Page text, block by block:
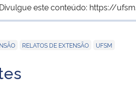
Divulgue este conteúdo: https://
RELATOS DE EXTENSÃO UFSM